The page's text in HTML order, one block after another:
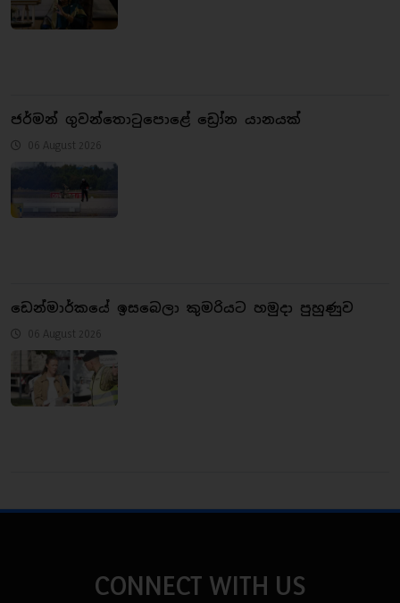
ජර්මන් ගුවන්තොටුපොළේ ඩ්‍රෝන යානයක්
06 August 2026
ඩෙන්මාර්කයේ ඉසබෙලා කුමරියට හමුදා පුහුණුව
06 August 2026
CONNECT WITH US